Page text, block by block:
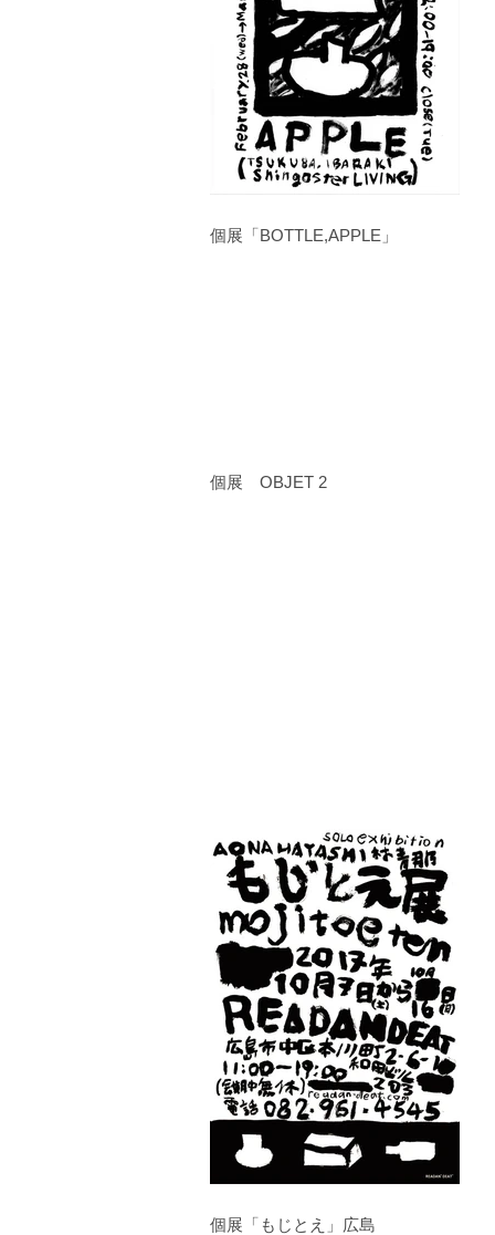
個展「BOTTLE,APPLE」
個展 OBJET 2
個展「もじとえ」広島